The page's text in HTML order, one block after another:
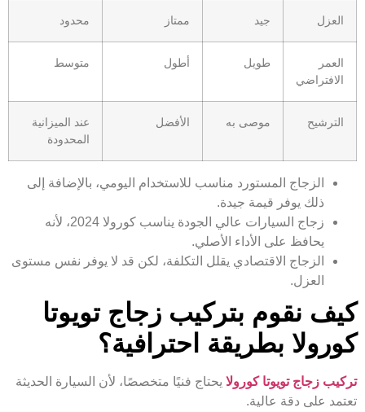
العزل جيد ممتاز محدود
العمر
الافتراضي
طويل أطول متوسط
الترشيح موصى به الأفضل
عند الميزانية
المحدودة
الزجاج المستورد مناسب للاستخدام اليومي، بالإضافة إلى
ذلك يوفر قيمة جيدة.
زجاج السيارات عالي الجودة يناسب كورولا 2024، لأنه
يحافظ على الأداء الأصلي.
الزجاج الاقتصادي يقلل التكلفة، لكن قد لا يوفر نفس مستوى
العزل.
كيف نقوم بتركيب زجاج تويوتا
كورولا بطريقة احترافية؟
تركيب زجاج تويوتا كورولا يحتاج فنيًا متخصصًا، لأن السيارة الحديثة
تعتمد على دقة عالية.